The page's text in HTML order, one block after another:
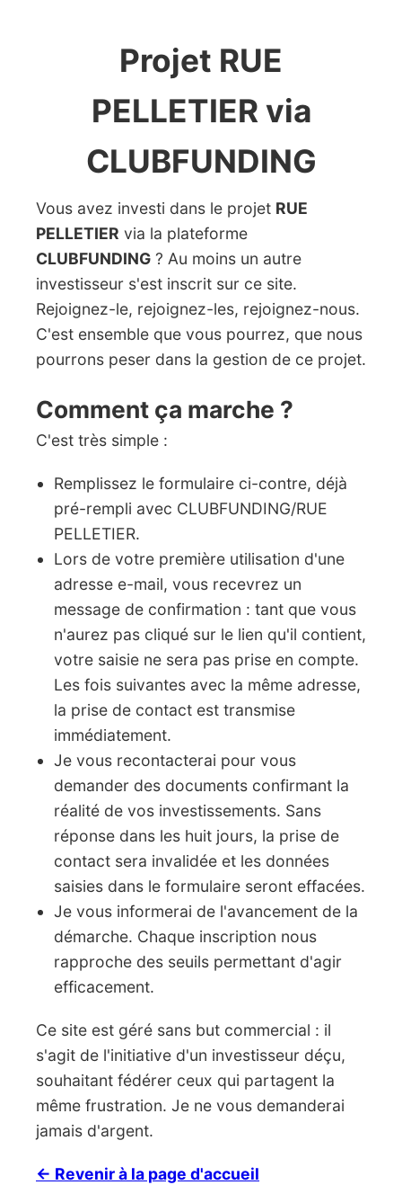
Projet RUE
PELLETIER via
CLUBFUNDING
Vous avez investi dans le projet RUE
PELLETIER via la plateforme
CLUBFUNDING ? Au moins un autre
investisseur s'est inscrit sur ce site.
Rejoignez-le, rejoignez-les, rejoignez-nous.
C'est ensemble que vous pourrez, que nous
pourrons peser dans la gestion de ce projet.
Comment ça marche ?
C'est très simple :
Remplissez le formulaire ci-contre, déjà
pré-rempli avec CLUBFUNDING/RUE
PELLETIER.
Lors de votre première utilisation d'une
adresse e-mail, vous recevrez un
message de confirmation : tant que vous
n'aurez pas cliqué sur le lien qu'il contient,
votre saisie ne sera pas prise en compte.
Les fois suivantes avec la même adresse,
la prise de contact est transmise
immédiatement.
Je vous recontacterai pour vous
demander des documents confirmant la
réalité de vos investissements. Sans
réponse dans les huit jours, la prise de
contact sera invalidée et les données
saisies dans le formulaire seront effacées.
Je vous informerai de l'avancement de la
démarche. Chaque inscription nous
rapproche des seuils permettant d'agir
efficacement.
Ce site est géré sans but commercial : il
s'agit de l'initiative d'un investisseur déçu,
souhaitant fédérer ceux qui partagent la
même frustration. Je ne vous demanderai
jamais d'argent.
← Revenir à la page d'accueil